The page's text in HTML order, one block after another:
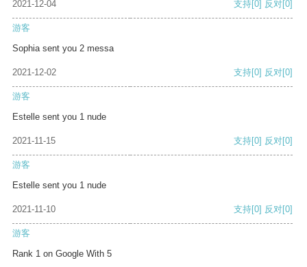
2021-12-04 支持[0] 反对[0]
游客
Sophia sent you 2 messa
2021-12-02 支持[0] 反对[0]
游客
Estelle sent you 1 nude
2021-11-15 支持[0] 反对[0]
游客
Estelle sent you 1 nude
2021-11-10 支持[0] 反对[0]
游客
Rank 1 on Google With 5